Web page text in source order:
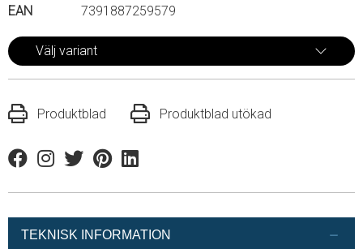
EAN
7391887259579
Välj variant
Produktblad Produktblad utökad
FacebookInstagram
TwitterPinterestLinkedin
TEKNISK INFORMATION